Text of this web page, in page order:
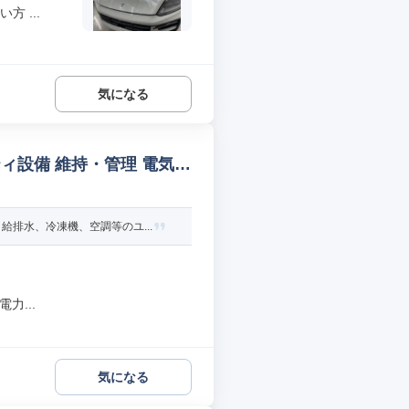
方 ...
気になる
設備 維持・管理 電気/
排水、冷凍機、空調等のユ...
力...
気になる